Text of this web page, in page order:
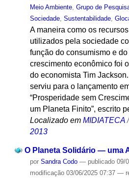
Meio Ambiente, Grupo de
Sociedade, Sustentabilidade,
A maneira como os
utilizados pela sociedade
função do consumismo e
crescimento econômico foi
do economista Tim
serviu para o lançamento
“Prosperidade sem
um Planeta Finito”, escrito
Localizado em MIDIATECA
2013
O Planeta Solidário — uma
por Sandra Codo — publicado09/
modificação03/06/2025 07:37 —